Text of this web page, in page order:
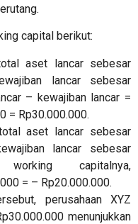
capital berikut:
aset lancar sebesar
lancar sebesar
– kewajiban lancar =
= Rp30.000.000.
aset lancar sebesar
lancar sebesar
working capitalnya,
= – Rp20.000.000.
perusahaan XYZ
menunjukkan